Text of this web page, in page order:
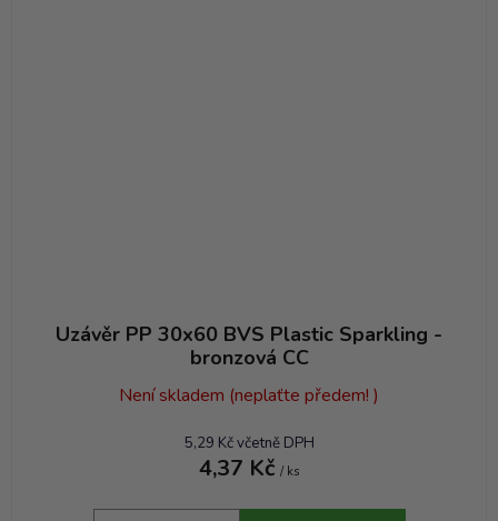
Uzávěr PP 30x60 BVS Plastic Sparkling -
bronzová CC
Není skladem (neplaťte předem! )
5,29 Kč včetně DPH
4,37 Kč / ks